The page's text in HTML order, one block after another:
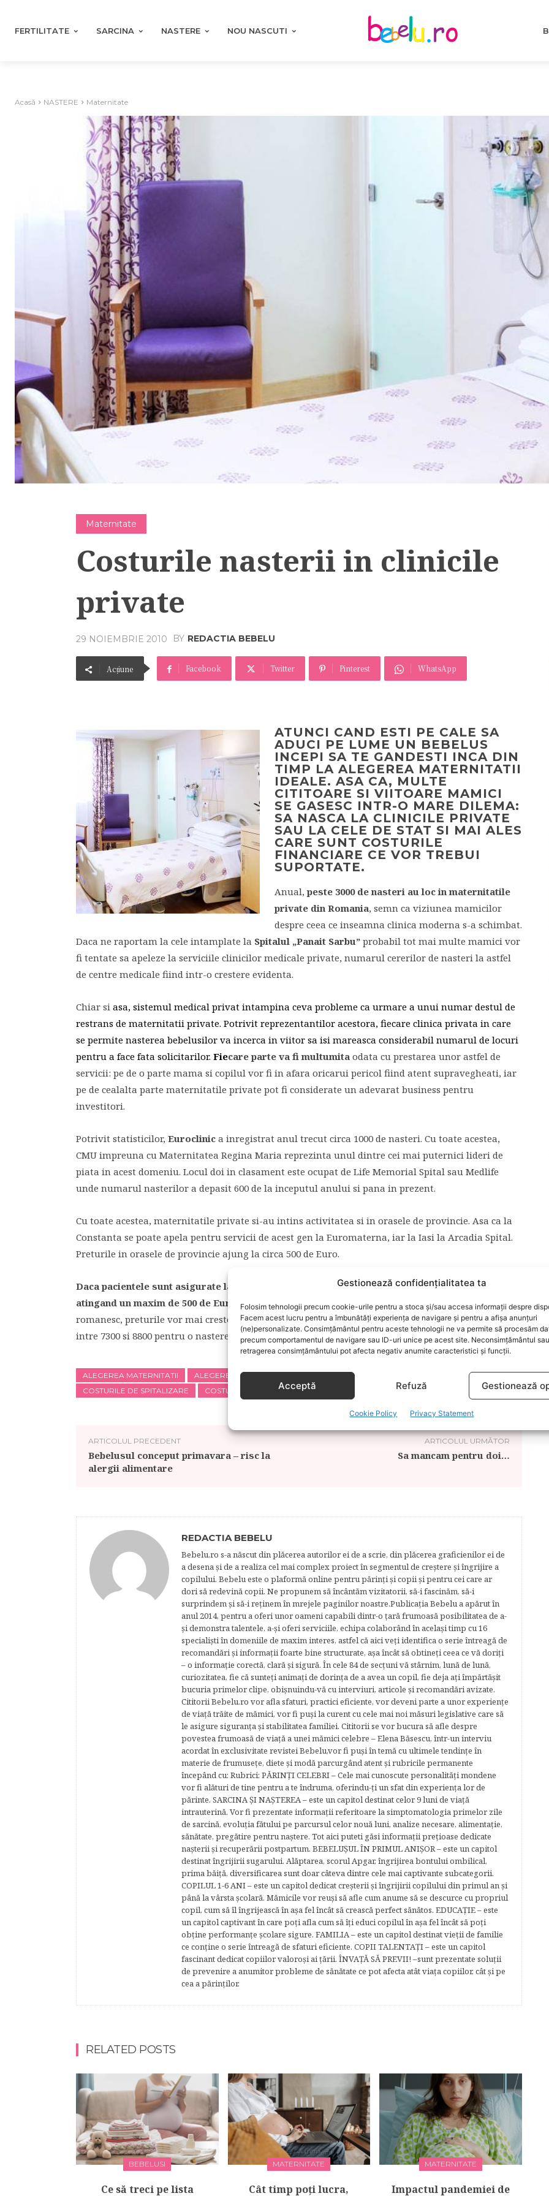
Gestionează confidențialitatea ta
Folosim tehnologii precum cookie-urile pentru a stoca și/sau accesa informații despre
Facem acest lucru pentru a îmbunătăți experiența de navigare și pentru a afișa anunțuri
(ne)personalizate. Consimțământul pentru aceste tehnologii ne va permite să procesăm
precum comportamentul de navigare sau ID-uri unice pe acest site. Neconsimțământul sau
retragerea consimțământului pot afecta negativ anumite caracteristici și funcții.
Acceptă Refuză Gestionează
Cookie Policy Privacy Statement
FERTILITATE SARCINA NASTERE NOU NASCUTI
Acasă NASTERE Maternitate
Maternitate
Costurile nasterii in clinicile
private
29 NOIEMBRIE 2010 BY REDACTIA BEBELU
Acțiune Facebook Twitter Pinterest WhatsApp
ATUNCI CAND ESTI PE CALE SA
ADUCI PE LUME UN BEBELUS
INCEPI SA TE GANDESTI INCA DIN
TIMP LA ALEGEREA MATERNITATII
IDEALE. ASA CA, MULTE
CITITOARE SI VIITOARE MAMICI
SE GASESC INTR-O MARE DILEMA:
SA NASCA LA CLINICILE PRIVATE
SAU LA CELE DE STAT SI MAI ALES
CARE SUNT COSTURILE
FINANCIARE CE VOR TREBUI
SUPORTATE.
Anual, peste 3000 de nasteri au loc in maternitatile
private din Romania, semn ca viziunea mamicilor
despre ceea ce inseamna clinica moderna s-a schimbat.
Daca ne raportam la cele intamplate la Spitalul „Panait Sarbu” probabil tot mai multe mamici vor
fi tentate sa apeleze la serviciile clinicilor medicale private, numarul cererilor de nasteri la astfel
de centre medicale fiind intr-o crestere evidenta.
Chiar si asa, sistemul medical privat intampina ceva probleme ca urmare a unui numar destul de
restrans de maternitatii private. Potrivit reprezentantilor acestora, fiecare clinica privata in care
se permite nasterea bebelusilor va incerca in viitor sa isi mareasca considerabil numarul de locuri
pentru a face fata solicitarilor. Fiecare parte va fi multumita odata cu prestarea unor astfel de
servicii: pe de o parte mama si copilul vor fi in afara oricarui pericol fiind atent supravegheati, iar
pe de cealalta parte maternitatile private pot fi considerate un adevarat business pentru
investitori.
Potrivit statisticilor, Euroclinic a inregistrat anul trecut circa 1000 de nasteri. Cu toate acestea,
CMU impreuna cu Maternitatea Regina Maria reprezinta unul dintre cei mai puternici lideri de
piata in acest domeniu. Locul doi in clasament este ocupat de Life Memorial Spital sau Medlife
unde numarul nasterilor a depasit 600 de la inceputul anului si pana in prezent.
Cu toate acestea, maternitatile private si-au intins activitatea si in orasele de provincie. Asa ca la
Constanta se poate apela pentru servicii de acest gen la Euromaterna, iar la Iasi la Arcadia Spital.
Preturile in orasele de provincie ajung la circa 500 de Euro.
Daca pacientele sunt asigurate la Casa de Asigurari de Sanatate preturile sunt mai mici,
atingand un maxim de 500 de Euro
. Daca insa acestea nu au contributii la sistemul de sanatate
romanesc, preturile vor mai creste, variind intre 6300 si 7500 de lei pentru nasterea naturala si
intre 7300 si 8800 pentru o nastere prin cezariana.
ALEGEREA MATERNITATII ALEGEREA MATERNITATII PRIVATE
CLINICA PRIVATA
COSTURILE DE SPITALIZARE
COSTURILE NASTERII MATERNITATE PRIVATA
ARTICOLUL PRECEDENT
Bebelusul conceput primavara – risc la
alergii alimentare
ARTICOLUL URMĂTOR
Sa mancam pentru doi…
REDACTIA BEBELU
Bebelu.ro s-a născut din plăcerea autorilor ei de a scrie, din plăcerea graficienilor ei de
a desena şi de a realiza cel mai complex proiect în segmentul de creştere şi îngrijire a
copilului. Bebelu este o plaformă online pentru părinţi şi copii şi pentru cei care ar
dori să redevină copii. Ne propunem să încântăm vizitatorii, să-i fascinăm, să-i
surprindem şi să-i reţinem în mrejele paginilor noastre.​ Publicația Bebelu a apărut în
anul 2014, pentru a oferi unor oameni capabili dintr-o ţară frumoasă posibilitatea de a-
şi demonstra talentele, a-şi oferi serviciile, echipa colaborând în acelaşi timp cu 16
specialişti în domeniile de maxim interes, astfel că aici veţi identifica o serie întreagă de
recomandări şi informaţii foarte bine structurate, aşa încât să obtineţi ceea ce vă doriţi
– o informaţie corectă, clară şi sigură. În cele 84 de secțuni vă stârnim, lună de lună,
curiozitatea, fie că sunteţi animaţi de dorinţa de a avea un copil, fie deja aţi împărtăşit
bucuria primelor clipe, obişnuindu-vă cu interviuri, articole şi recomandări avizate.
Cititorii Bebelu.ro vor afla sfaturi, practici eficiente, vor deveni parte a unor experienţe
de viaţă trăite de mămici, vor fi puşi la curent cu cele mai noi măsuri legislative care să
le asigure siguranţa şi stabilitatea familiei. Cititorii se vor bucura să afle despre
povestea frumoasă de viață a unei mămici celebre – Elena Băsescu, într-un interviu
acordat în exclusivitate revistei Bebelu,vor fi puşi în temă cu ultimele tendinţe în
materie de frumuseţe, diete şi modă parcurgând atent şi rubricile permanente
începând cu: Rubrici: PĂRINŢI CELEBRI – Cele mai cunoscute personalităţi mondene
vor fi alături de tine pentru a te îndruma, oferindu-ţi un sfat din experienţa lor de
părinte. SARCINA ŞI NAŞTEREA – este un capitol destinat celor 9 luni de viaţă
intrauterină. Vor fi prezentate informaţii referitoare la simptomatologia primelor zile
de sarcină, evoluţia fătului pe parcursul celor nouă luni, analize necesare, alimentaţie,
sănătate, pregătire pentru naştere. Tot aici puteti găsi informaţii preţioase dedicate
naşterii şi recuperării postpartum. BEBELUŞUL ÎN PRIMUL ANIŞOR – este un capitol
destinat îngrijirii sugarului. Alăptarea, scorul Apgar, îngrijirea bontului ombilical,
prima băiţă, diversificarea sunt doar câteva dintre cele mai captivante subcategorii.
COPILUL 1-6 ANI – este un capitol dedicat creşterii şi îngrijirii copilului din primul an şi
până la vârsta şcolară. Mămicile vor reuşi să afle cum anume să se descurce cu propriul
copil, cum să îl îngrijească în aşa fel încât să crească perfect sănătos. EDUCAŢIE – este
un capitol captivant în care poţi afla cum să îţi educi copilul în aşa fel încât să poţi
obţine performanţe şcolare sigure. FAMILIA – este un capitol destinat vieţii de familie
ce conţine o serie întreagă de sfaturi eficiente. COPII TALENTAŢI – este un capitol
fascinant dedicat copiilor valoroși ai țării. ÎNVAŢĂ SĂ PREVII! –sunt prezentate soluţii
de prevenire a anumitor probleme de sănătate ce pot afecta atât viaţa copiilor, cât şi pe
cea a părinţilor.
RELATED POSTS
BEBELUSI
Ce să treci pe lista
MATERNITATE
Cât timp poți lucra,
MATERNITATE
Impactul pandemiei de